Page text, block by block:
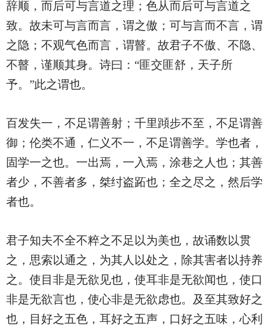
辞顺，而后可与言道之理；色从而后可与言道之
致。故未可与言而言，谓之傲；可与言而不言，谓
之隐；不观气色而言，谓瞽。故君子不傲、不隐、
不瞽，谨顺其身。诗曰：“匪交匪舒，天子所
予。”此之谓也。
百发失一，不足谓善射；千里蹞步不至，不足谓善
御；伦类不通，仁义不一，不足谓善学。学也者，
固学一之也。一出焉，一入焉，涂巷之人也；其善
者少，不善者多，桀纣盗跖也；全之尽之，然后学
者也。
君子知夫不全不粹之不足以为美也，故诵数以贯
之，思索以通之，为其人以处之，除其害者以持养
之。使目非是无欲见也，使耳非是无欲闻也，使口
非是无欲言也，使心非是无欲虑也。及至其致好之
也，目好之五色，耳好之五声，口好之五味，心利